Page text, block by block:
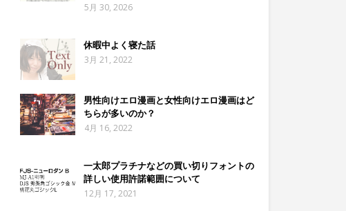
5月 30, 2026
休暇中よく寝た話
3月 21, 2022
男性向けエロ漫画と女性向けエロ漫画はど
ちらが多いのか？
4月 16, 2022
一太郎プラチナなどの買い切りフォントの
詳しい使用許諾範囲について
12月 17, 2021